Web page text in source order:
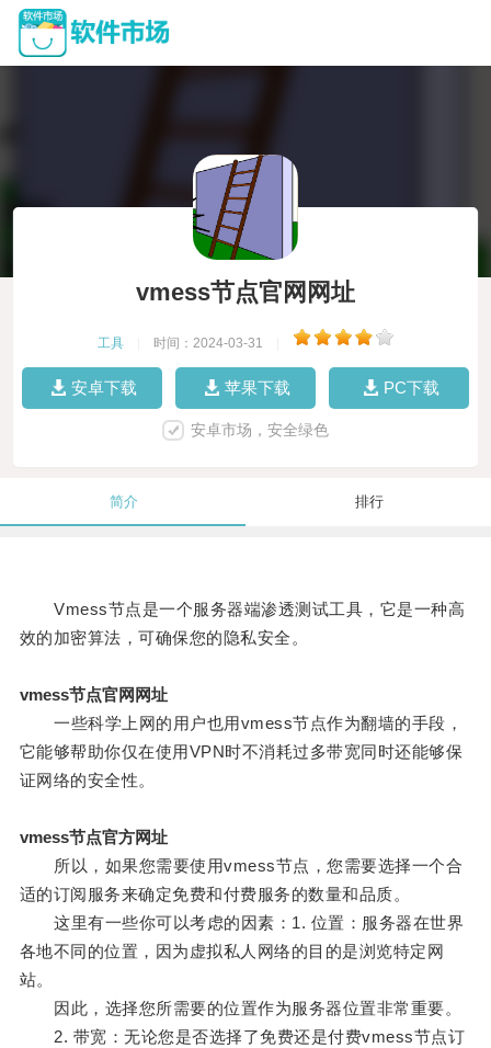
vmess节点官网网址
工具 时间：2024-03-31
安卓下载 苹果下载 PC下载
安卓市场，安全绿色
简介 排行
Vmess节点是一个服务器端渗透测试工具，它是一种高
效的加密算法，可确保您的隐私安全。
vmess节点官网网址
一些科学上网的用户也用vmess节点作为翻墙的手段，
它能够帮助你仅在使用VPN时不消耗过多带宽同时还能够保
证网络的安全性。
vmess节点官方网址
所以，如果您需要使用vmess节点，您需要选择一个合
适的订阅服务来确定免费和付费服务的数量和品质。
这里有一些你可以考虑的因素：1. 位置：服务器在世界
各地不同的位置，因为虚拟私人网络的目的是浏览特定网
站。
因此，选择您所需要的位置作为服务器位置非常重要。
2. 带宽：无论您是否选择了免费还是付费vmess节点订